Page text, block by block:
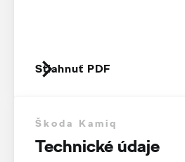
Stiahnuť PDF
Škoda Kamiq
Technické údaje